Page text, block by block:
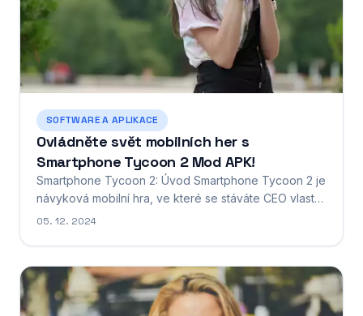
SOFTWARE A APLIKACE
Ovládněte svět mobilních her s
Smartphone Tycoon 2 Mod APK!
Smartphone Tycoon 2: Úvod Smartphone Tycoon 2 je
návyková mobilní hra, ve které se stáváte CEO vlastní
společnosti vyrábějící smartphony. Cílem hry je
hry - Smartphone Tycoon 2 Mod APK. Tato verze
nabízí hráčům...
05. 12. 2024